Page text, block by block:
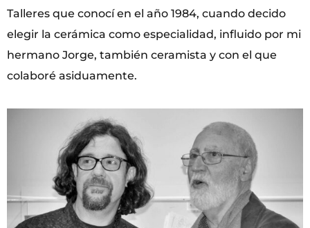
Talleres que conocí en el año 1984, cuando decido
elegir la cerámica como especialidad, influido por mi
hermano Jorge, también ceramista y con el que
colaboré asiduamente.